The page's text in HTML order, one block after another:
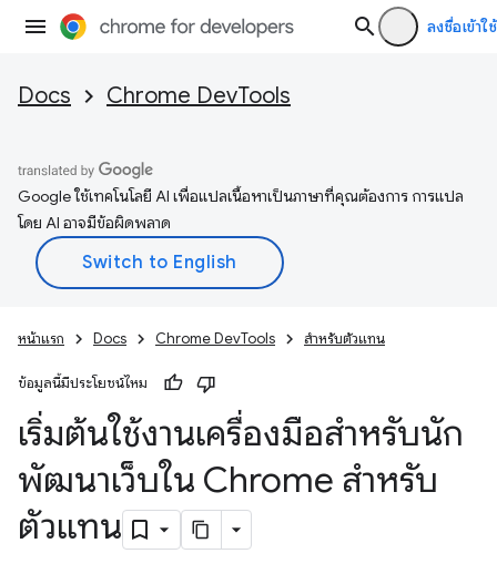
ลงชื่อเข้าใช้
Docs Chrome DevTools
Google ใช้เทคโนโลยี AI เพื่อแปลเนื้อหาเป็นภาษาที่คุณต้องการ การแปล
โดย AI อาจมีข้อผิดพลาด
หน้าแรก Docs Chrome DevTools สำหรับตัวแทน
ข้อมูลนี้มีประโยชน์ไหม
เริ่มต้นใช้งานเครื่องมือสำหรับนัก
พัฒนาเว็บใน Chrome สำหรับ
ตัวแทน